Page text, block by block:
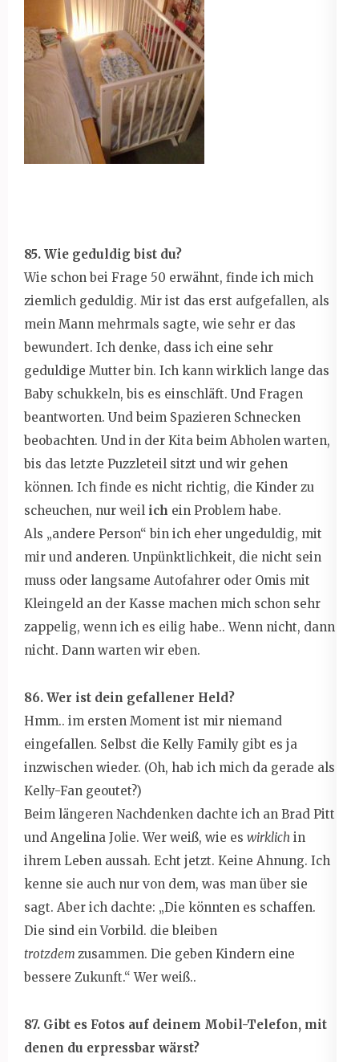
85. Wie geduldig bist du?
Wie schon bei Frage 50 erwähnt, finde ich mich
ziemlich geduldig. Mir ist das erst aufgefallen, als
mein Mann mehrmals sagte, wie sehr er das
bewundert. Ich denke, dass ich eine sehr
geduldige Mutter bin. Ich kann wirklich lange das
Baby schukkeln, bis es einschläft. Und Fragen
beantworten. Und beim Spazieren Schnecken
beobachten. Und in der Kita beim Abholen warten,
bis das letzte Puzzleteil sitzt und wir gehen
können. Ich finde es nicht richtig, die Kinder zu
scheuchen, nur weil ich ein Problem habe.
Als „andere Person“ bin ich eher ungeduldig, mit
mir und anderen. Unpünktlichkeit, die nicht sein
muss oder langsame Autofahrer oder Omis mit
Kleingeld an der Kasse machen mich schon sehr
zappelig, wenn ich es eilig habe.. Wenn nicht, dann
nicht. Dann warten wir eben.
86. Wer ist dein gefallener Held?
Hmm.. im ersten Moment ist mir niemand
eingefallen. Selbst die Kelly Family gibt es ja
inzwischen wieder. (Oh, hab ich mich da gerade als
Kelly-Fan geoutet?)
Beim längeren Nachdenken dachte ich an Brad Pitt
und Angelina Jolie. Wer weiß, wie es wirklich in
ihrem Leben aussah. Echt jetzt. Keine Ahnung. Ich
kenne sie auch nur von dem, was man über sie
sagt. Aber ich dachte: „Die könnten es schaffen.
Die sind ein Vorbild. die bleiben
trotzdem zusammen. Die geben Kindern eine
bessere Zukunft.“ Wer weiß..
87. Gibt es Fotos auf deinem Mobil-Telefon, mit
denen du erpressbar wärst?